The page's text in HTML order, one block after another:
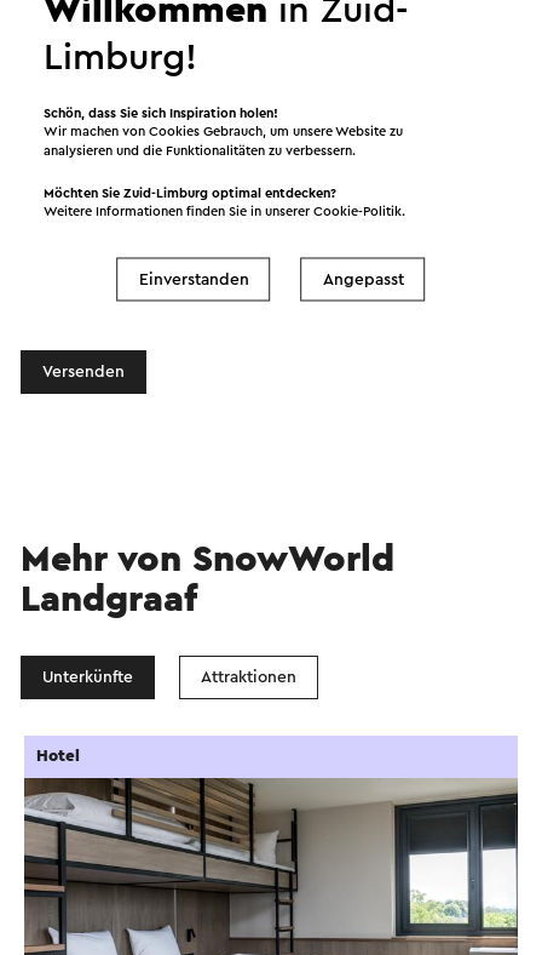
Ich möchte den Newsletter von Visit Zuid-
Versenden
Mehr von SnowWorld
Landgraaf
Unterkünfte Attraktionen
Hotel
Willkommen in Zuid-
Limburg!
Schön, dass Sie sich Inspiration holen!
Wir machen von Cookies Gebrauch, um unsere Website zu
analysieren und die Funktionalitäten zu verbessern.
Möchten Sie Zuid-Limburg optimal entdecken?
Weitere Informationen finden Sie in unsererCookie-Politik.
Einverstanden Angepasst